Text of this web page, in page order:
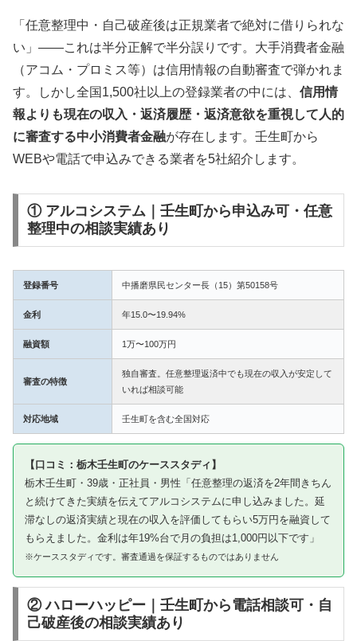
「任意整理中・自己破産後は正規業者で絶対に借りられな
い」——これは半分正解で半分誤りです。大手消費者金融
（アコム・プロミス等）は信用情報の自動審査で弾かれま
す。しかし全国1,500社以上の登録業者の中には、 信用情
報よりも現在の収入・返済履歴・返済意欲を重視して人的
に審査する中小消費者金融が存在します。壬生町から
WEBや電話で申込みできる業者を5社紹介します。
① アルコシステム｜壬生町から申込み可・任意
整理中の相談実績あり
登録番号 中播磨県民センター長（15）第50158号
金利 年15.0〜19.94%
融資額 1万〜100万円
審査の特徴
独自審査。任意整理返済中でも現在の収入が安定して
いれば相談可能
対応地域 壬生町を含む全国対応
【口コミ：栃木壬生町のケーススタディ】
栃木壬生町・39歳・正社員・男性「任意整理の返済を2年間きちん
と続けてきた実績を伝えてアルコシステムに申し込みました。延
滞なしの返済実績と現在の収入を評価してもらい5万円を融資して
もらえました。金利は年19%台で月の負担は1,000円以下です」
※ケーススタディです。審査通過を保証するものではありません
② ハローハッピー｜壬生町から電話相談可・自
己破産後の相談実績あり